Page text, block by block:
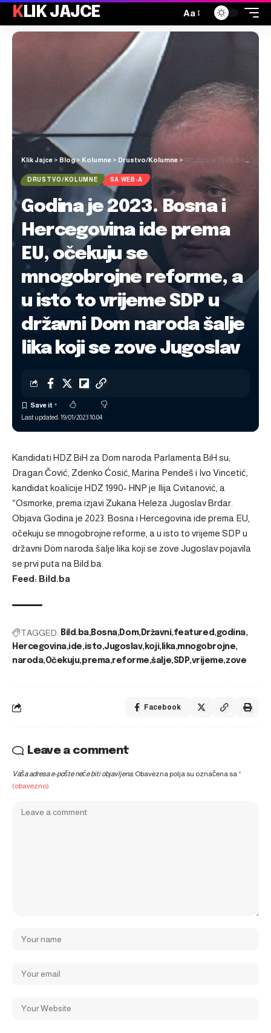
KLIK JAJCE Aa
Klik Jajce > Blog> Kolumne > Drustvo/Kolumne > Godina je 2023. Bosna i Hercegovina ide prema EU, očekuju se mnogobrojne reforme, a u isto to vrijeme SDP u državni Dom naroda šalje lika koji se zove Jugoslav
DRUSTVO/KOLUMNE SA WEB-A
Godina je 2023. Bosna i
Hercegovina ide prema
EU, očekuju se
mnogobrojne reforme, a
u isto to vrijeme SDP u
državni Dom naroda šalje
lika koji se zove Jugoslav
Last updated: 19/01/2023 10:04
Kandidati HDZ BiH za Dom naroda Parlamenta BiH su;
Dragan Čović, Zdenko Ćosić, Marina Pendeš i Ivo Vincetić,
kandidat koalicije HDZ 1990- HNP je Ilija Cvitanović, a
“Osmorke, prema izjavi Zukana Heleza Jugoslav Brdar.
Objava Godina je 2023. Bosna i Hercegovina ide prema EU,
očekuju se mnogobrojne reforme, a u isto to vrijeme SDP u
državni Dom naroda šalje lika koji se zove Jugoslavpojavila
se prvi puta na Bild.ba
Feed: Bild.ba
TAGGED: Bild.ba Bosna Dom Državni featured godina
Hercegovina ide isto Jugoslav koji lika mnogobrojne
naroda Očekuju prema reforme šalje SDP vrijeme zove
Facebook
Leave a comment
Vaša adresa e-pošte neće biti objavljena. Obavezna polja su označena sa*
(obavezno)